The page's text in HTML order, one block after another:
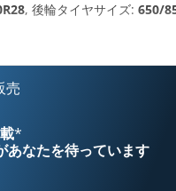
, 後輪タイヤサイズ: 650/
売
*
あなたを待っています